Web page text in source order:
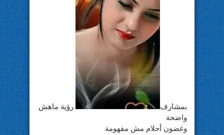
بمشارف
رؤية ماهش
واضحة
وغضون أحلام مش مفهومة